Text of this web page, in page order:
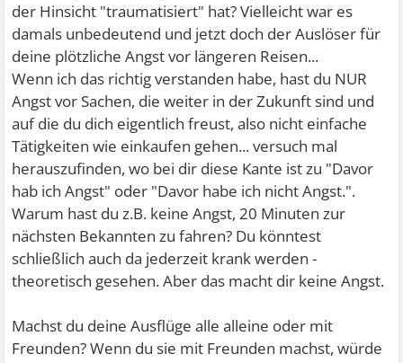
der Hinsicht "traumatisiert" hat? Vielleicht war es
damals unbedeutend und jetzt doch der Auslöser für
deine plötzliche Angst vor längeren Reisen...
Wenn ich das richtig verstanden habe, hast du NUR
Angst vor Sachen, die weiter in der Zukunft sind und
auf die du dich eigentlich freust, also nicht einfache
Tätigkeiten wie einkaufen gehen... versuch mal
herauszufinden, wo bei dir diese Kante ist zu "Davor
hab ich Angst" oder "Davor habe ich nicht Angst.".
Warum hast du z.B. keine Angst, 20 Minuten zur
nächsten Bekannten zu fahren? Du könntest
schließlich auch da jederzeit krank werden -
theoretisch gesehen. Aber das macht dir keine Angst.
Machst du deine Ausflüge alle alleine oder mit
Freunden? Wenn du sie mit Freunden machst, würde